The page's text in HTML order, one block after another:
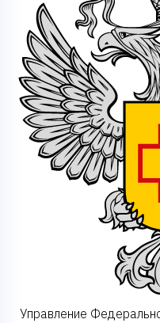
Управление